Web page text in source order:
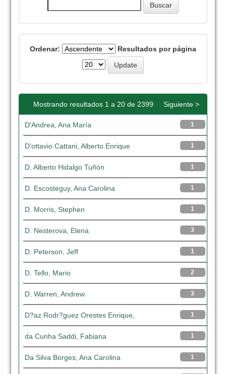
Ordenar: Resultados por página
Mostrando resultados 1 a 20 de 2399 Siguiente >
D'Andrea, Ana María 1
D'ottavio Cattani, Alberto Enrique 1
D. Alberto Hidalgo Tuñón 1
D. Escosteguy, Ana Carolina 1
D. Morris, Stephen 1
D. Nesterova, Elena 3
D. Peterson, Jeff 1
D. Tello, Mario 2
D. Warren, Andrew 3
D?az Rodr?guez Orestes Enrique, 1
da Cunha Saddi, Fabiana 1
Da Silva Borges, Ana Carolina 1